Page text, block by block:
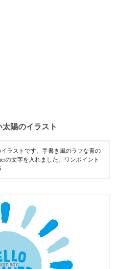
陽のイラスト
ラストです。手書き風のラフな青の
の文字を入れました。ワンポイント